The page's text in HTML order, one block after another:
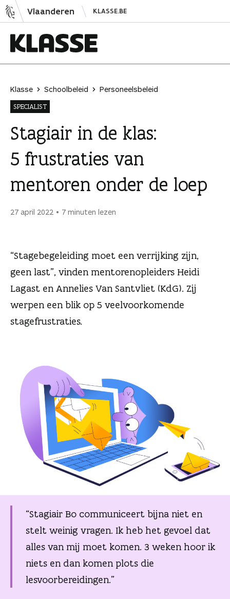
N
a
Vlaanderen KLASSE.BE
a
s
s
e
Klasse Schoolbeleid
Personeelsbeleid
SPECIALIST
Stagiair in de klas:
5 frustraties van
mentoren onder de loep
27 april 2022 7 minuten lezen
“Stagebegeleiding moet een verrijking zijn,
geen last”, vinden mentorenopleiders Heidi
Lagast en Annelies Van Santvliet (KdG). Zij
werpen een blik op 5 veelvoorkomende
stagefrustraties.
“Stagiair Bo communiceert bijna niet en
stelt weinig vragen. Ik heb het gevoel dat
alles van mij moet komen. 3 weken hoor ik
niets en dan komen plots die
lesvoorbereidingen.”